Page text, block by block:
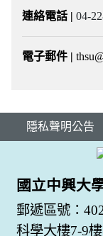
連絡電話 | 04-
電子郵件 |
隱私聲明公告
國立中興大
郵遞區號：
科學大樓7-9樓